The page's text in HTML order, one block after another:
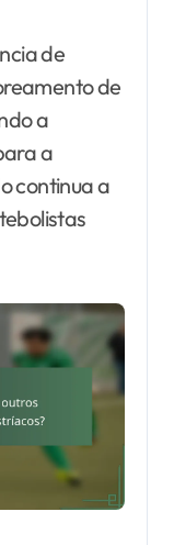
de
de
a
a
continua a